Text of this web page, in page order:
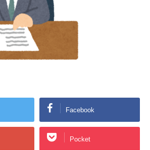
Facebook
Pocket